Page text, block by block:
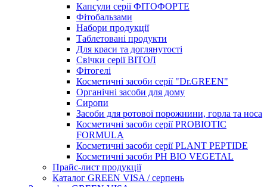
Капсули серії ФІТОФОРТЕ
Фітобальзами
Набори продукції
Таблетовані продукти
Для краси та доглянутості
Свічки серії ВІТОЛ
Фітогелі
Косметичні засоби серії "Dr.GREEN"
Органічні засоби для дому
Сиропи
Засоби для ротової порожнини, горла та носа
Косметичні засоби серії PROBIOTIC
FORMULA
Косметичні засоби серії PLANT PEPTIDE
Косметичні засоби PH BIO VEGETAL
Прайс-лист продукції
Каталог GREEN VISA / серпень